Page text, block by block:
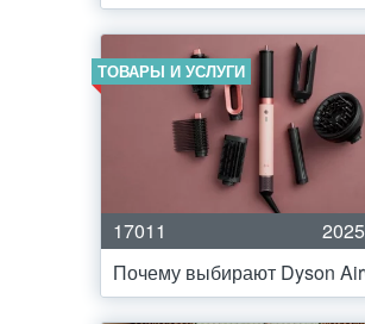
ТОВАРЫ И УСЛУГИ
17011
Почему выбирают Dyson